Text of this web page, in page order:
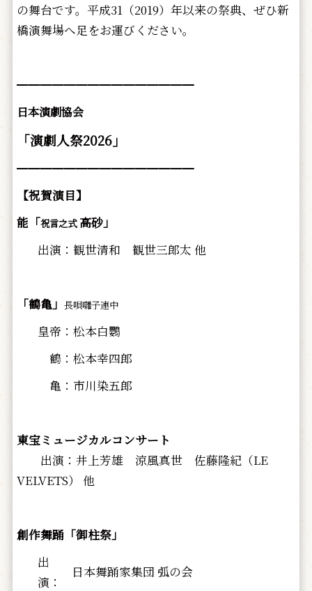
の舞台です。平成31（2019）年以来の祭典、ぜひ新
橋演舞場へ足をお運びください。
━━━━━━━━━━━━━━━
日本演劇協会
「演劇人祭2026」
━━━━━━━━━━━━━━━
【祝賀演目】
能「祝言之式高砂」
出演：観世清和 観世三郎太 他
「鶴亀」 長唄囃子連中
皇帝：松本白鸚
鶴：松本幸四郎
亀：市川染五郎
東宝ミュージカルコンサート
出演：井上芳雄 涼風真世 佐藤隆紀（LE
VELVETS） 他
創作舞踊「御柱祭」
出
演：
日本舞踊家集団 弧の会